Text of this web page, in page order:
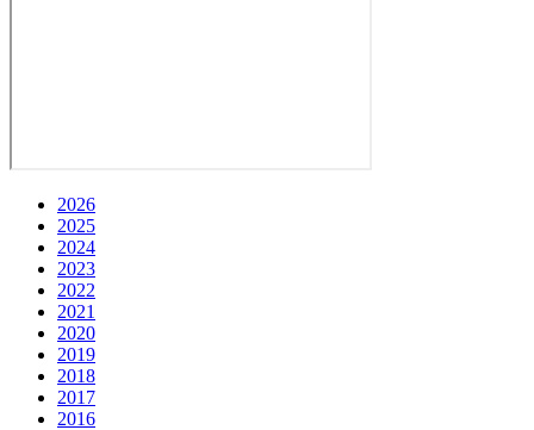
2026
2025
2024
2023
2022
2021
2020
2019
2018
2017
2016